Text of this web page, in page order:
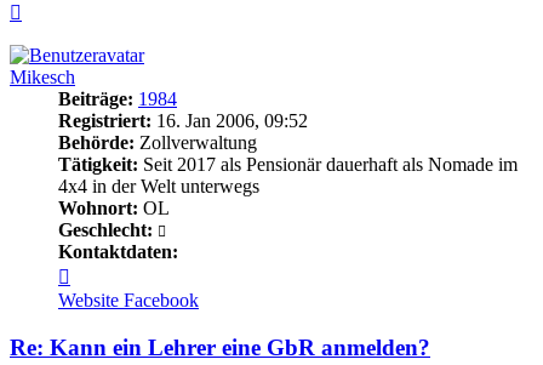
Mikesch
Beiträge: 1984
Registriert: 16. Jan 2006, 09:52
Behörde: Zollverwaltung
Tätigkeit: Seit 2017 als Pensionär dauerhaft als Nomade im
4x4 in der Welt unterwegs
Wohnort: OL
Geschlecht:
Kontaktdaten:
von
Mikesch
Website Facebook
Re: Kann ein Lehrer eine GbR anmelden?